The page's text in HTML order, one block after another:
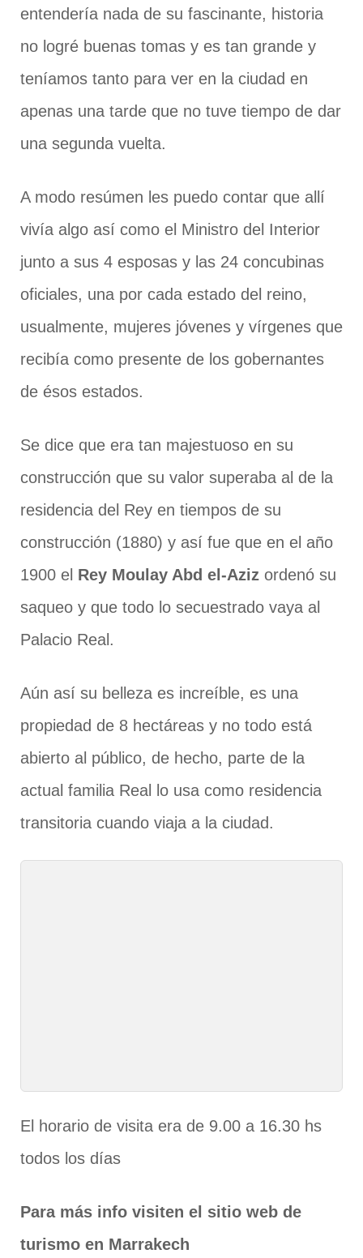
entendería nada de su fascinante, historia
no logré buenas tomas y es tan grande y
teníamos tanto para ver en la ciudad en
apenas una tarde que no tuve tiempo de dar
una segunda vuelta.
A modo resúmen les puedo contar que allí
vivía algo así como el Ministro del Interior
junto a sus 4 esposas y las 24 concubinas
oficiales, una por cada estado del reino,
usualmente, mujeres jóvenes y vírgenes que
recibía como presente de los gobernantes
de ésos estados.
Se dice que era tan majestuoso en su
construcción que su valor superaba al de la
residencia del Rey en tiempos de su
construcción (1880) y así fue que en el año
1900 el Rey Moulay Abd el-Aziz ordenó su
saqueo y que todo lo secuestrado vaya al
Palacio Real.
Aún así su belleza es increíble, es una
propiedad de 8 hectáreas y no todo está
abierto al público, de hecho, parte de la
actual familia Real lo usa como residencia
transitoria cuando viaja a la ciudad.
El horario de visita era de 9.00 a 16.30 hs
todos los días
Para más info visiten el sitio web de
turismo en Marrakech